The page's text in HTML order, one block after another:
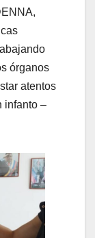
órganos
atentos
infanto –